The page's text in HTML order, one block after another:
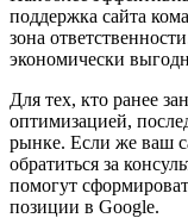
поддержка сайта
зона
экономически
Для тех, кто ранее
оптимизацией,
рынке. Если же ваш
обратиться за
помогут
позиции в Google.